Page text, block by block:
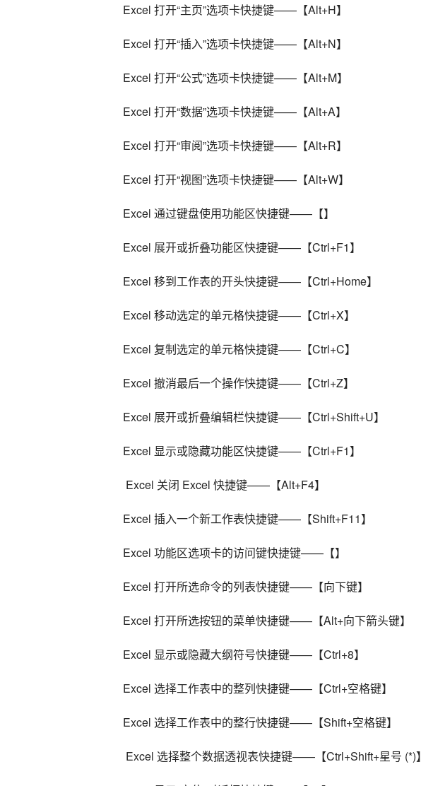
Excel 打开“主页”选项卡快捷键——【Alt+H】
Excel 打开“插入”选项卡快捷键——【Alt+N】
Excel 打开“公式”选项卡快捷键——【Alt+M】
Excel 打开“数据”选项卡快捷键——【Alt+A】
Excel 打开“审阅”选项卡快捷键——【Alt+R】
Excel 打开“视图”选项卡快捷键——【Alt+W】
Excel 通过键盘使用功能区快捷键——【】
Excel 展开或折叠功能区快捷键——【Ctrl+F1】
Excel 移到工作表的开头快捷键——【Ctrl+Home】
Excel 移动选定的单元格快捷键——【Ctrl+X】
Excel 复制选定的单元格快捷键——【Ctrl+C】
Excel 撤消最后一个操作快捷键——【Ctrl+Z】
Excel 展开或折叠编辑栏快捷键——【Ctrl+Shift+U】
Excel 显示或隐藏功能区快捷键——【Ctrl+F1】
Excel 关闭 Excel 快捷键——【Alt+F4】
Excel 插入一个新工作表快捷键——【Shift+F11】
Excel 功能区选项卡的访问键快捷键——【】
Excel 打开所选命令的列表快捷键——【向下键】
Excel 打开所选按钮的菜单快捷键——【Alt+向下箭头键】
Excel 显示或隐藏大纲符号快捷键——【Ctrl+8】
Excel 选择工作表中的整列快捷键——【Ctrl+空格键】
Excel 选择工作表中的整行快捷键——【Shift+空格键】
Excel 选择整个数据透视表快捷键——【Ctrl+Shift+星号 (*)】